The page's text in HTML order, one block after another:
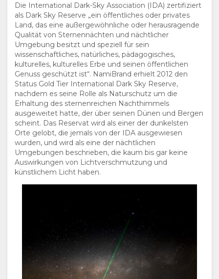
Die International Dark-Sky Association (IDA) zertifiziert
als Dark Sky Reserve „ein öffentliches oder privates
Land, das eine außergewöhnliche oder herausragende
Qualität von Sternennächten und nächtlicher
Umgebung besitzt und speziell für sein
wissenschaftliches, natürliches, pädagogisches,
kulturelles, kulturelles Erbe und seinen öffentlichen
Genuss geschützt ist“. NamiBrand erhielt 2012 den
Status Gold Tier International Dark Sky Reserve,
nachdem es seine Rolle als Naturschutz um die
Erhaltung des sternenreichen Nachthimmels
ausgeweitet hatte, der über seinen Dünen und Bergen
scheint. Das Reservat wird als einer der dunkelsten
Orte gelobt, die jemals von der IDA ausgewiesen
wurden, und wird als eine der nächtlichen
Umgebungen beschrieben, die kaum bis gar keine
Auswirkungen von Lichtverschmutzung und
künstlichem Licht haben.